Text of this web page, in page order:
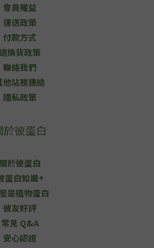
會員權益
運送政策
付款方式
退換貨政策
聯絡我們
他站務連結
隱私政策
於彼蛋白
關於彼蛋白
蛋白知識+
是植物蛋白
彼友好評
常見 Q&A
安心認證